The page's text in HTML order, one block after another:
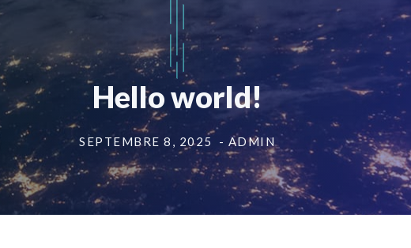
Hello world!
SEPTEMBRE 8, 2025 - ADMIN